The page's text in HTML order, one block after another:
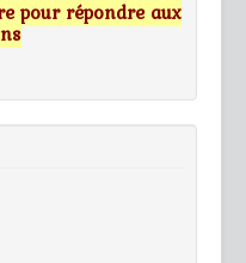
pour répondre aux